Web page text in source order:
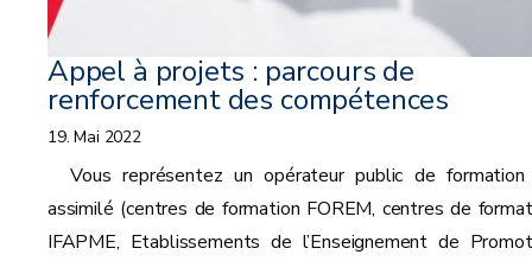
Appel à projets : parcours de
renforcement des compétences
19. Mai 2022
Vous représentez un opérateur public de formation
assimilé (centres de formation FOREM, centres de
IFAPME, Etablissements de l’Enseignement de